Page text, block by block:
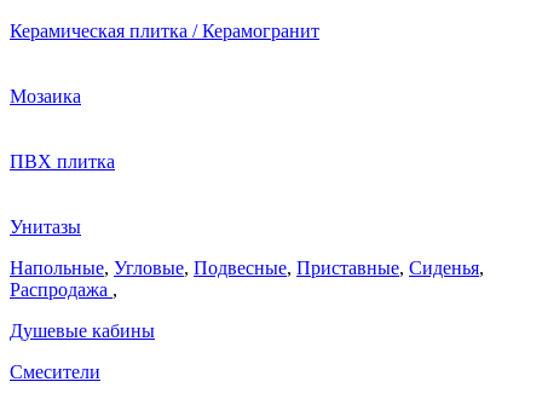
Керамическая плитка / Керамогранит
Мозаика
ПВХ плитка
Унитазы
Напольные, Угловые, Подвесные, Приставные, Сиденья,
Распродажа ,
Душевые кабины
Смесители